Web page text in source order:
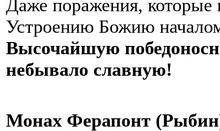
Даже поражения, которые
Устроению Божию
Высочайшую
небывало славную!
Монах Ферапонт